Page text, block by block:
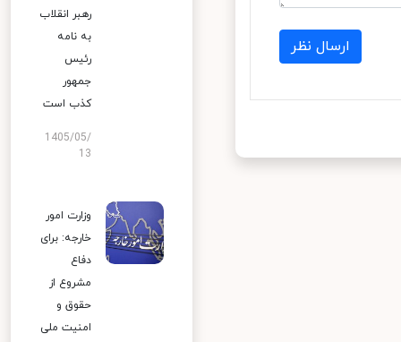
ارسال نظر
رهبر انقلاب
به نامه
رئیس
جمهور
کذب است
1405/05/
13
وزارت امور
خارجه: برای
دفاع
مشروع از
حقوق و
امنیت ملی